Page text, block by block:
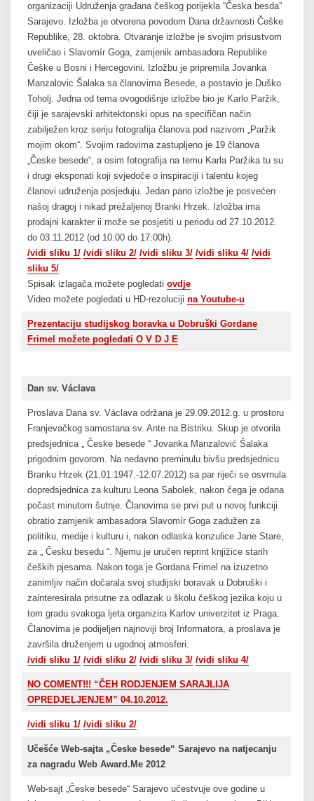
organizaciji Udruženja građana češkog porijekla “Česka besda”
Sarajevo. Izložba je otvorena povodom Dana državnosti Češke
Republike, 28. oktobra. Otvaranje izložbe je svojim prisustvom
uveličao i Slavomír Goga, zamjenik ambasadora Republike
Češke u Bosni i Hercegovini. Izložbu je pripremila Jovanka
Manzalovic Šalaka sa članovima Besede, a postavio je Duško
Toholj. Jedna od tema ovogodišnje izložbe bio je Karlo Paržik,
čiji je sarajevski arhitektonski opus na specifičan način
zabilježen kroz seriju fotografija članova pod nazivom „Paržik
mojim okom“. Svojim radovima zastupljeno je 19 članova
„Česke besede“, a osim fotografija na temu Karla Paržika tu su
i drugi eksponati koji svjedoče o inspiraciji i talentu kojeg
članovi udruženja posjeduju. Jedan pano izložbe je posvećen
našoj dragoj i nikad prežaljenoj Branki Hrzek. Izložba ima
prodajni karakter ii može se posjetiti u periodu od 27.10.2012.
do 03.11.2012 (od 10:00 do 17:00h).
/vidi sliku 1/ /vidi sliku 2/ /vidi sliku 3/ /vidi sliku 4/ /vidi
sliku 5/
Spisak izlagača možete pogledati ovdje
Video možete pogledati u HD-rezoluciji na Youtube-u
Prezentaciju studijskog boravka u Dobruški Gordane
Frimel možete pogledati O V D J E
Dan sv. Václava
Proslava Dana sv. Václava održana je 29.09.2012.g. u prostoru
Franjevačkog samostana sv. Ante na Bistriku. Skup je otvorila
predsjednica „ Česke besede “ Jovanka Manzalović Šalaka
prigodnim govorom. Na nedavno preminulu bivšu predsjednicu
Branku Hrzek (21.01.1947.-12.07.2012) sa par riječi se osvrnula
dopredsjednica za kulturu Leona Sabolek, nakon čega je odana
počast minutom šutnje. Članovima se prvi put u novoj funkciji
obratio zamjenik ambasadora Slavomír Goga zadužen za
politiku, medije i kulturu i, nakon odlaska konzulice Jane Stare,
za „ Česku besedu “. Njemu je uručen reprint knjižice starih
čeških pjesama. Nakon toga je Gordana Frimel na izuzetno
zanimljiv način dočarala svoj studijski boravak u Dobruški i
zainteresirala prisutne za odlazak u školu češkog jezika koju u
tom gradu svakoga ljeta organizira Karlov univerzitet iz Praga.
Članovima je podijeljen najnoviji broj Informatora, a proslava je
završila druženjem u ugodnoj atmosferi.
/vidi sliku 1/ /vidi sliku 2/ /vidi sliku 3/ /vidi sliku 4/
NO COMENT!!! “ČEH RODJENJEM SARAJLIJA
OPREDJELJENJEM” 04.10.2012.
/vidi sliku 1/ /vidi sliku 2/
Učešće Web-sajta „Česke besede“ Sarajevo na natjecanju
za nagradu Web Award.Me 2012
Web-sajt „Česke besede“ Sarajevo učestvuje ove godine u